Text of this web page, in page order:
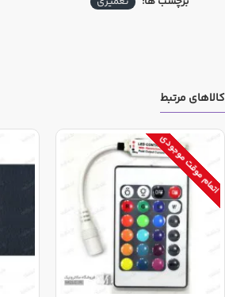
کالاهای مرتبط
اتمام موقت موجودی